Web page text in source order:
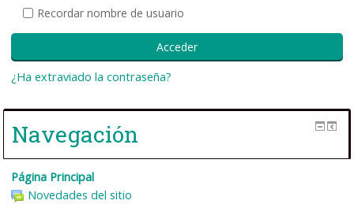
Recordar nombre de usuario
¿Ha extraviado la contraseña?
Navegación
Página Principal
Novedades del sitio